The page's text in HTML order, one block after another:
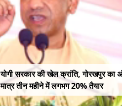
योगी सरकार की खेल क्रांति, गोरखपुर का
मात्र तीन महीने में लगभग 20% तैयार